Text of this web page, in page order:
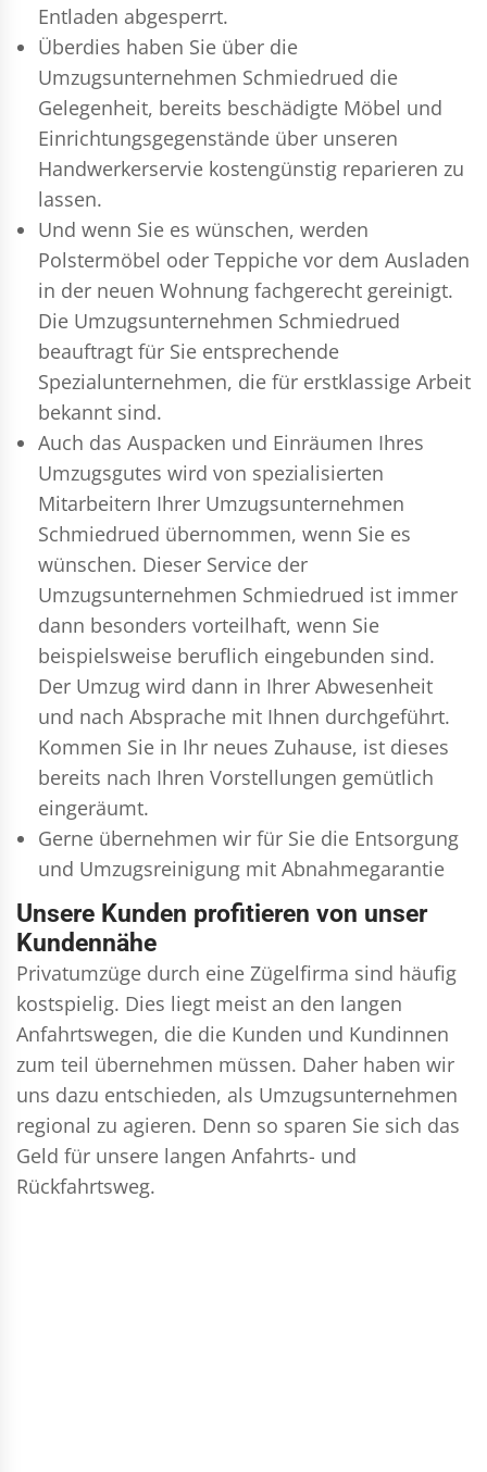
Entladen abgesperrt.
Überdies haben Sie über die
Umzugsunternehmen Schmiedrued die
Gelegenheit, bereits beschädigte Möbel und
Einrichtungsgegenstände über unseren
Handwerkerservie kostengünstig reparieren zu
lassen.
Und wenn Sie es wünschen, werden
Polstermöbel oder Teppiche vor dem Ausladen
in der neuen Wohnung fachgerecht gereinigt.
Die Umzugsunternehmen Schmiedrued
beauftragt für Sie entsprechende
Spezialunternehmen, die für erstklassige Arbeit
bekannt sind.
Auch das Auspacken und Einräumen Ihres
Umzugsgutes wird von spezialisierten
Mitarbeitern Ihrer Umzugsunternehmen
Schmiedrued übernommen, wenn Sie es
wünschen. Dieser Service der
Umzugsunternehmen Schmiedrued ist immer
dann besonders vorteilhaft, wenn Sie
beispielsweise beruflich eingebunden sind.
Der Umzug wird dann in Ihrer Abwesenheit
und nach Absprache mit Ihnen durchgeführt.
Kommen Sie in Ihr neues Zuhause, ist dieses
bereits nach Ihren Vorstellungen gemütlich
eingeräumt.
Gerne übernehmen wir für Sie die Entsorgung
und Umzugsreinigung mit Abnahmegarantie
Unsere Kunden profitieren von unser
Kundennähe
Privatumzüge durch eine Zügelfirma sind häufig
kostspielig. Dies liegt meist an den langen
Anfahrtswegen, die die Kunden und Kundinnen
zum teil übernehmen müssen. Daher haben wir
uns dazu entschieden, als Umzugsunternehmen
regional zu agieren. Denn so sparen Sie sich das
Geld für unsere langen Anfahrts- und
Rückfahrtsweg.